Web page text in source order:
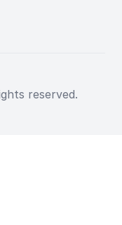
reserved.